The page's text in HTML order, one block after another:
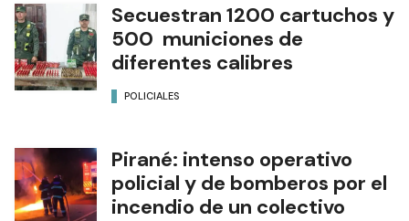
Secuestran 1200 cartuchos y
500 municiones de
diferentes calibres
POLICIALES
Pirané: intenso operativo
policial y de bomberos por el
incendio de un colectivo